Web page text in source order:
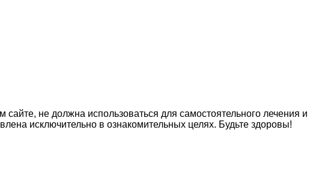
не должна использоваться для самостоятельного лечения и
исключительно в ознакомительных целях. Будьте здоровы!